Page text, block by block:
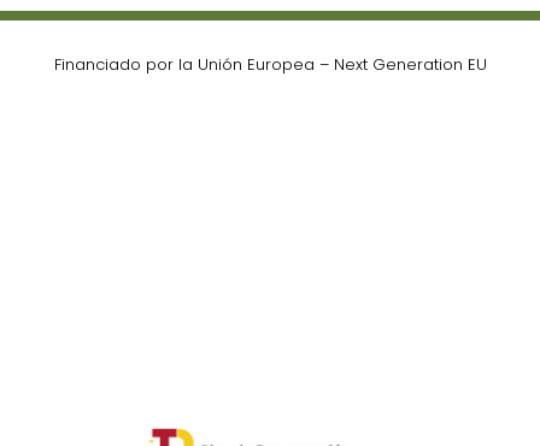
Financiado por la Unión Europea – Next Generation EU